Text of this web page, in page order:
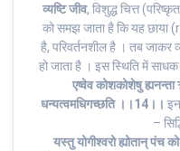
व्यष्टि जीव, विशुद्ध चित्त
को समझ जाता है कि यह छाया
है, परिवर्तनशील है । तब जाकर
हो जाता है । इस स्थिति में
एष्वेव कोशकोशेषु ह्यनन्ता
धन्यत्वमधिगच्छति ।।14।।
–
यस्तु योगीश्वरो ह्योतान् पंच